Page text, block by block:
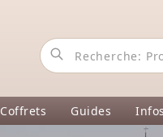
Coffrets Guides